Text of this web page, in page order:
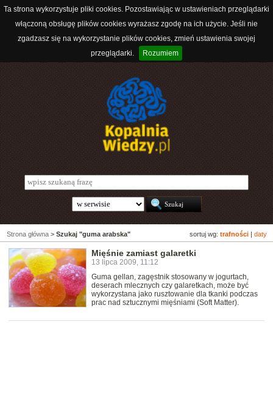
Ta strona wykorzystuje pliki cookies. Pozostawiając w ustawieniach przeglądarki
włączoną obsługę plików cookies wyrażasz zgodę na ich użycie. Jeśli nie
zgadzasz się na wykorzystanie plików cookies, zmień ustawienia swojej
przeglądarki.
Rozumiem
sortuj wg: trafności daty
Strona główna > Szukaj "guma arabska"
Mięśnie zamiast galaretki
13 lipca 2009, 11:12
Guma gellan, zagęstnik stosowany w jogurtach,
deserach mlecznych czy galaretkach, może być
wykorzystana jako rusztowanie dla tkanki podczas
prac nad sztucznymi mięśniami (Soft Matter).